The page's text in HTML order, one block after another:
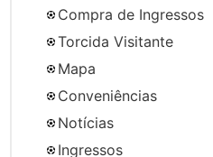
Compra de Ingressos
Torcida Visitante
Mapa
Conveniências
Notícias
Ingressos